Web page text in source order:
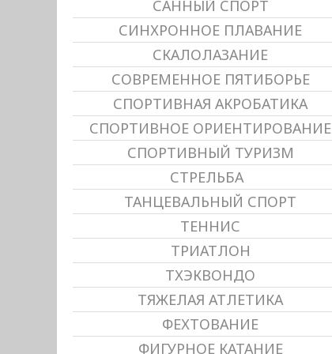
САННЫЙ СПОРТ
СИНХРОННОЕ ПЛАВАНИЕ
СКАЛОЛАЗАНИЕ
СОВРЕМЕННОЕ ПЯТИБОРЬЕ
СПОРТИВНАЯ АКРОБАТИКА
СПОРТИВНОЕ ОРИЕНТИРОВАНИЕ
СПОРТИВНЫЙ ТУРИЗМ
СТРЕЛЬБА
ТАНЦЕВАЛЬНЫЙ СПОРТ
ТЕННИС
ТРИАТЛОН
ТХЭКВОНДО
ТЯЖЕЛАЯ АТЛЕТИКА
ФЕХТОВАНИЕ
ФИГУРНОЕ КАТАНИЕ